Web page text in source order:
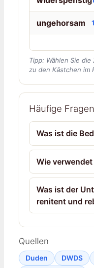
ungehorsam
Tipp: Wählen Sie
zu den Kästchen im
Häufige Fragen
Was ist die
Wie
Was ist der
renitent und
Quellen
Duden DWDS